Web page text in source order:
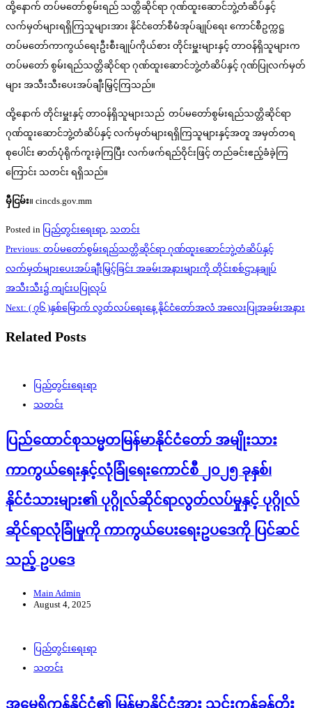
ထို့နောက် တပ်မတော်စွမ်းရည် သတ္တိဆိုင်ရာ ဂုဏ်ထူးဆောင်ဘွဲ့တံဆိပ်နှင့်
လက်မှတ်များရရှိကြသူများအား နိုင်ငံတော်စီမံအုပ်ချုပ်ရေး ကောင်စီဥက္ကဋ္ဌ
တပ်မတော်ကာကွယ်ရေးဦးစီးချုပ်ကိုယ်စား တိုင်းမှူးများနှင့် တာဝန်ရှိသူများက
တပ်မတော် စွမ်းရည်သတ္တိဆိုင်ရာ ဂုဏ်ထူးဆောင်ဘွဲ့တံဆိပ်နှင့် ဂုဏ်ပြုလက်မှတ်
များ အသီးသီးပေးအပ်ချီးမြှင့်ကြသည်။
ထို့နောက် တိုင်းမှူးနှင့် တာဝန်ရှိသူများသည် တပ်မတော်စွမ်းရည်သတ္တိဆိုင်ရာ
ဂုဏ်ထူးဆောင်ဘွဲ့တံဆိပ်နှင့် လက်မှတ်များရရှိကြသူများနှင့်အတူ အမှတ်တရ
စုပေါင်း ဓာတ်ပုံရိုက်ကူးခဲ့ကြပြီး လက်ဖက်ရည်ဝိုင်းဖြင့် တည်ခင်းဧည့်ခံခဲ့ကြ
ကြောင်း သတင်း ရရှိသည်။
မှီငြမ်း။ cincds.gov.mm
Posted in ပြည်တွင်းရေးရာ သတင်း
Post
navigation
Previous: တပ်မတော်စွမ်းရည်သတ္တိဆိုင်ရာ ဂုဏ်ထူးဆောင်ဘွဲ့တံဆိပ်နှင့်
လက်မှတ်များပေးအပ်ချီးမြှင့်ခြင်း အခမ်းအနားများကို တိုင်းစစ်ဌာနချုပ်
အသီးသီး၌ ကျင်းပပြုလုပ်
Next: ( ၇၆ )နှစ်မြောက် လွတ်လပ်ရေးနေ့ နိုင်ငံတော်အလံ အလေးပြုအခမ်းအနား
Related Posts
ပြည်တွင်းရေးရာ
သတင်း
ပြည်ထောင်စုသမ္မတမြန်မာနိုင်ငံတော် အမျိုးသား
ကာကွယ်ရေးနှင့်လုံခြုံရေးကောင်စီ ၂၀၂၅ ခုနှစ်၊
နိုင်ငံသားများ၏ ပုဂ္ဂိုလ်ဆိုင်ရာလွတ်လပ်မှုနှင့် ပုဂ္ဂိုလ်
ဆိုင်ရာလုံခြုံမှုကို ကာကွယ်ပေးရေးဥပဒေကို ပြင်ဆင်
သည့် ဥပဒေ
Main Admin
August 4, 2025
ပြည်တွင်းရေးရာ
သတင်း
အမေရိကန်နိုင်ငံ၏ မြန်မာနိုင်ငံအား သွင်းကုန်ခွန်တိုး